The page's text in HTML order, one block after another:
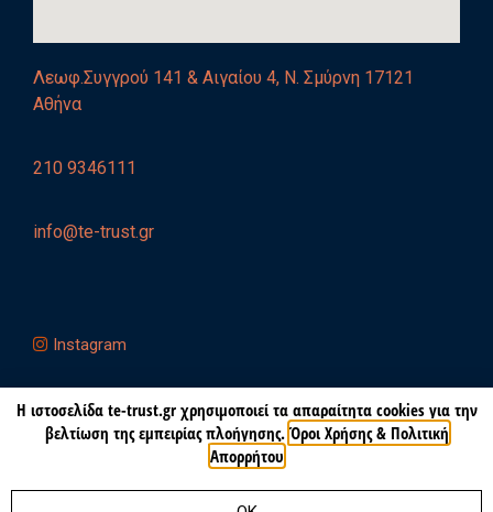
Λεωφ.Συγγρού 141 & Αιγαίου 4, Ν. Σμύρνη 17121
Αθήνα
210 9346111
info@te-trust.gr
Instagram
© All rights reserved
Όροι Χρήσης & Πολιτική Απορρήτου
Made with ❤ by Life Design
Η ιστοσελίδα te-trust.gr χρησιμοποιεί τα απαραίτητα cookies για την
βελτίωση της εμπειρίας πλοήγησης. Όροι Χρήσης & Πολιτική
Απορρήτου